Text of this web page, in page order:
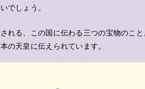
でしょう。
れる、この国に伝わる三つの宝物のこと
の天皇に伝えられています。